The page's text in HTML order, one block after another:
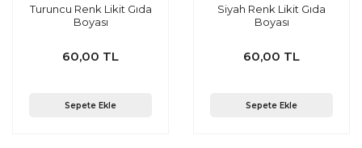
Turuncu Renk Likit Gıda
Boyası
60,00 TL
Sepete Ekle
Siyah Renk Likit Gıda
Boyası
60,00 TL
Sepete Ekle